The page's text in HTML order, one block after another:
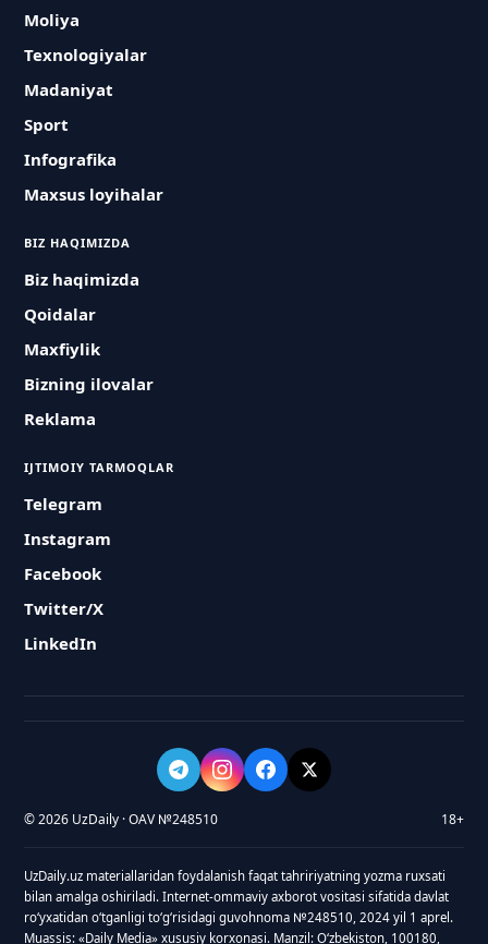
Moliya
Texnologiyalar
Madaniyat
Sport
Infografika
Maxsus loyihalar
BIZ HAQIMIZDA
Biz haqimizda
Qoidalar
Maxfiylik
Bizning ilovalar
Reklama
IJTIMOIY TARMOQLAR
Telegram
Instagram
Facebook
Twitter/X
LinkedIn
© 2026 UzDaily · OAV №248510 18+
UzDaily.uz materiallaridan foydalanish faqat tahririyatning yozma ruxsati
bilan amalga oshiriladi. Internet-ommaviy axborot vositasi sifatida davlat
roʻyxatidan oʻtganligi toʻgʻrisidagi guvohnoma №248510, 2024 yil 1 aprel.
Muassis: «Daily Media» xususiy korxonasi. Manzil: Oʻzbekiston, 100180,